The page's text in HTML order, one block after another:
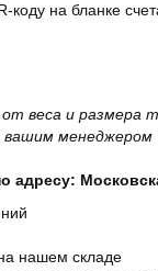
коду на бланке
веса и размера
вашим менеджером
адресу:
нашем складе